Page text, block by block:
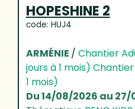
HOPESHINE 2
code: HUJ4
ARMÉNIE / Chantier
jours à 1 mois)
1 mois)
Du 14/08/2026 au